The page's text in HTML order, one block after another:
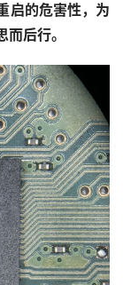
启的危害性，为
后行。